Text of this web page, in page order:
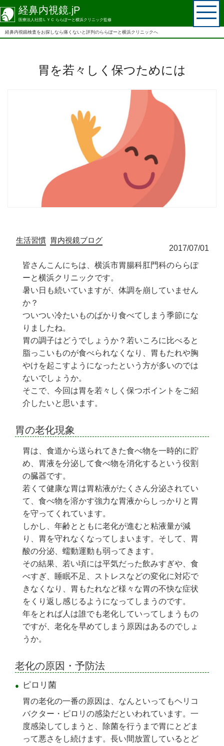
経鼻内視鏡.jP
医療法人社団ＬＹＣ ららぽーと横浜クリニック監修
経鼻内視鏡検査をお探しなら痛くないと評判のららぽーと横浜クリニックへ
胃を若々しく保つためには
生活習慣 胃内視鏡ブログ
2017/07/01
皆さんこんにちは、横浜市胃腸科肛門科のららぽ
ーと横浜クリニックです。
暑い日も続いていますが、体調を崩していません
か？
ついつい冷たいものばかり食べてしまう季節にな
りましたね。
胃の調子はどうでしょうか？若いころに比べると
脂っこいものが食べられなくなり、胃もたれや胸
やけを起こすようになったという方が多いのでは
ないでしょうか。
そこで、今回は胃を若々しく保つポイントをご紹
介したいと思います。
胃の老化現象
胃は、食道から送られてきた食べ物を一時的に貯
め、胃液を分泌して食べ物を消化するという役割
の臓器です。
若くて健康な胃は胃粘液がたくさん分泌されてい
て、食べ物を溶かす強力な胃液からしっかりと胃
を守ってくれています。
しかし、年齢とともに老化が進むと粘液量が減
り、胃を守れなくなってしまいます。そして、胃
酸の分泌、蠕動運動も弱ってきます。
その結果、若い頃には平気だった飲みすぎや、食
べすぎ、睡眠不足、ストレスなどの変化に対応で
きなくなり、胃もたれなど様々な胃の不快な症状
をくり返し感じるようになってしまうのです。
年をとれば人は誰でも老化していってしまうもの
ですが、老化を早めてしまう原因はあるのでしょ
うか。
老化の原因・予防法
ピロリ菌
胃の老化の一番の原因は、なんといってもヘリコ
バクター・ピロリの感染だといわれています。一
度感染してしまうと、除菌を行うまで胃にとどま
って悪さをし続けます。長い間放置しているとど